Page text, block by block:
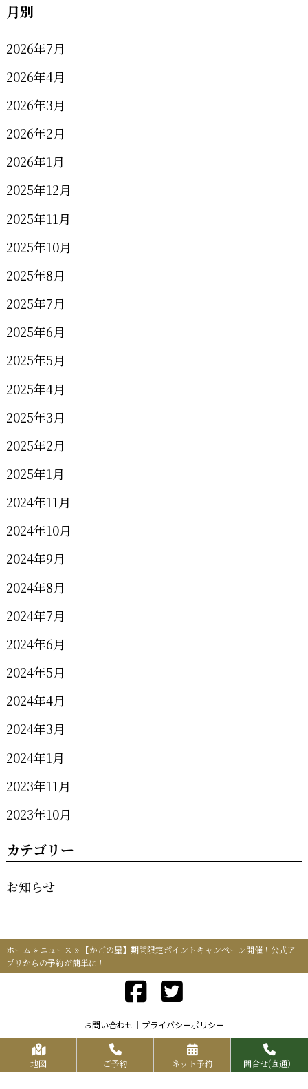
月別
2026年7月
2026年4月
2026年3月
2026年2月
2026年1月
2025年12月
2025年11月
2025年10月
2025年8月
2025年7月
2025年6月
2025年5月
2025年4月
2025年3月
2025年2月
2025年1月
2024年11月
2024年10月
2024年9月
2024年8月
2024年7月
2024年6月
2024年5月
2024年4月
2024年3月
2024年1月
2023年11月
2023年10月
カテゴリー
お知らせ
ホーム » ニュース » 【かごの屋】期間限定ポイントキャンペーン開催！公式ア
プリからの予約が簡単に！
お問い合わせ プライバシーポリシー
Copyrights KR FOOD SERVICE All Rights Reserved.
地図 ご予約 ネット予約 問合せ(直通）